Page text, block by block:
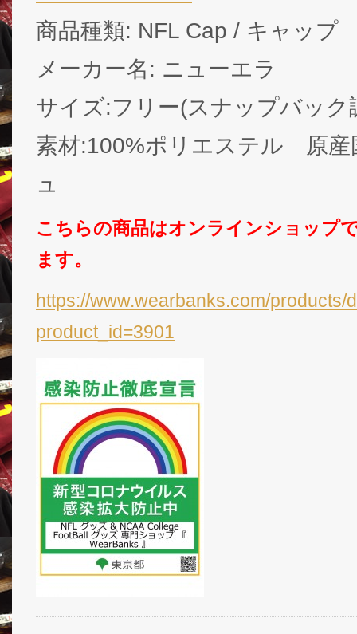
商品種類: NFL Cap / キャップ
メーカー名: ニューエラ
サイズ:フリー(スナップバック
素材:100%ポリエステル 原産
ュ
こちらの商品はオンラインショップ
ます。
https://www.wearbanks.com/products/
product_id=3901